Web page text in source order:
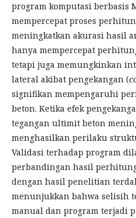
program komputasi berbasis
mempercepat proses
meningkatkan akurasi hasil
hanya mempercepat
tetapi juga memungkinkan
lateral akibat pengekangan (
signifikan mempengaruhi
beton. Ketika efek
tegangan ultimit beton
menghasilkan perilaku
Validasi terhadap program
perbandingan hasil
dengan hasil penelitian
menunjukkan bahwa selisih
manual dan program terjadi